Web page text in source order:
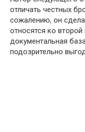
отличать честных
сожалению, он
относятся ко второй
документальная
подозрительно